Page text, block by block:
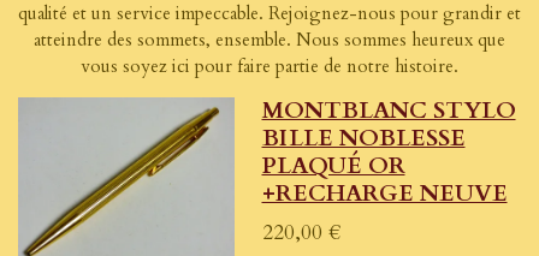
qualité et un service impeccable. Rejoignez-nous pour grandir et
atteindre des sommets, ensemble. Nous sommes heureux que
vous soyez ici pour faire partie de notre histoire.
MONTBLANC STYLO
BILLE NOBLESSE
PLAQUÉ OR
+RECHARGE NEUVE
220,00 €